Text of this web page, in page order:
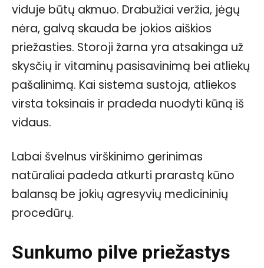
viduje būtų akmuo. Drabužiai veržia, jėgų
nėra, galvą skauda be jokios aiškios
priežasties. Storoji žarna yra atsakinga už
skysčių ir vitaminų pasisavinimą bei atliekų
pašalinimą. Kai sistema sustoja, atliekos
virsta toksinais ir pradeda nuodyti kūną iš
vidaus.
Labai švelnus virškinimo gerinimas
natūraliai padeda atkurti prarastą kūno
balansą be jokių agresyvių medicininių
procedūrų.
Sunkumo pilve priežastys